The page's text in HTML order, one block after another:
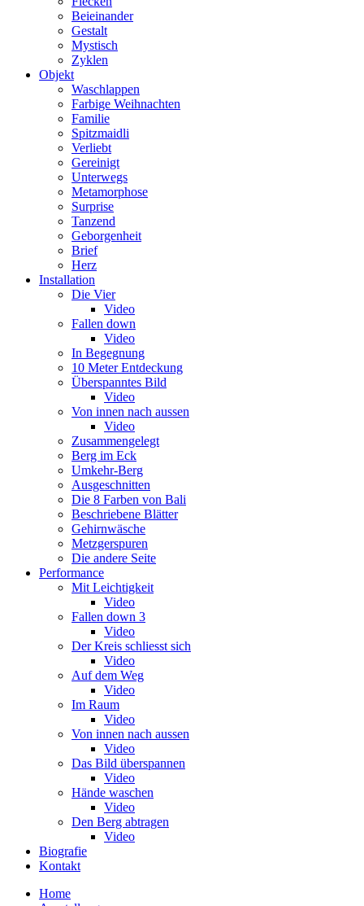
Beieinander
Gestalt
Mystisch
Zyklen
Objekt
Waschlappen
Farbige Weihnachten
Familie
Spitzmaidli
Verliebt
Gereinigt
Unterwegs
Metamorphose
Surprise
Tanzend
Geborgenheit
Brief
Herz
Installation
Die Vier
Video
Fallen down
Video
In Begegnung
10 Meter Entdeckung
Überspanntes Bild
Video
Von innen nach aussen
Video
Zusammengelegt
Berg im Eck
Umkehr-Berg
Ausgeschnitten
Die 8 Farben von Bali
Beschriebene Blätter
Gehirnwäsche
Metzgerspuren
Die andere Seite
Performance
Mit Leichtigkeit
Video
Fallen down 3
Video
Der Kreis schliesst sich
Video
Auf dem Weg
Video
Im Raum
Video
Von innen nach aussen
Video
Das Bild überspannen
Video
Hände waschen
Video
Den Berg abtragen
Video
Biografie
Kontakt
Home